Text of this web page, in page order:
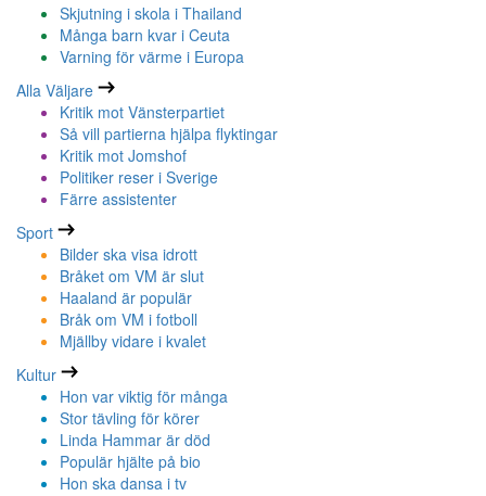
Skjutning i skola i Thailand
Många barn kvar i Ceuta
Varning för värme i Europa
Alla Väljare
Kritik mot Vänsterpartiet
Så vill partierna hjälpa flyktingar
Kritik mot Jomshof
Politiker reser i Sverige
Färre assistenter
Sport
Bilder ska visa idrott
Bråket om VM är slut
Haaland är populär
Bråk om VM i fotboll
Mjällby vidare i kvalet
Kultur
Hon var viktig för många
Stor tävling för körer
Linda Hammar är död
Populär hjälte på bio
Hon ska dansa i tv